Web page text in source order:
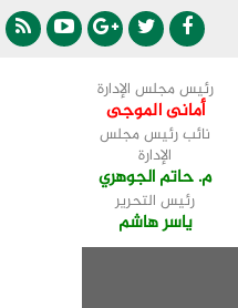
رئيس مجلس الإدارة
أمانى الموجى
نائب رئيس مجلس
الإدارة
م. حاتم الجوهري
رئيس التحرير
ياسر هاشم